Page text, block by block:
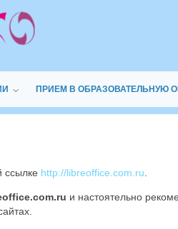
ПРИЕМ В ОБРАЗОВАТЕЛЬНУЮ
ссылке http://libreoffice.com.ru
и настоятельно